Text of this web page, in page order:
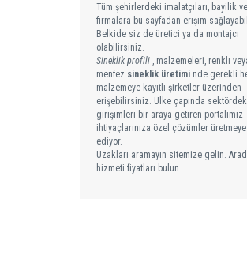
Tüm şehirlerdeki imalatçıları, bayilik
firmalara bu sayfadan erişim
Belkide siz de üretici ya da montajcı
olabilirsiniz.
Sineklik profili , malzemeleri, renklı
menfez sineklik üretimi nde gerekli
malzemeye kayıtlı şirketler üzerinden
erişebilirsiniz. Ülke çapında
girişimleri bir araya getiren portalımız
ihtiyaçlarınıza özel çözümler
ediyor.
Uzakları aramayın sitemize gelin.
hizmeti fiyatları bulun.